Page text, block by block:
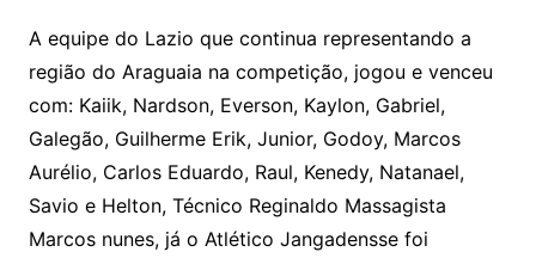
A equipe do Lazio que continua representando a
região do Araguaia na competição, jogou e venceu
com: Kaiik, Nardson, Everson, Kaylon, Gabriel,
Galegão, Guilherme Erik, Junior, Godoy, Marcos
Aurélio, Carlos Eduardo, Raul, Kenedy, Natanael,
Savio e Helton, Técnico Reginaldo Massagista
Marcos nunes, já o Atlético Jangadensse foi